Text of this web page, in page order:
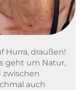
Hurra, draußen!
geht um Natur,
zwischen
auch